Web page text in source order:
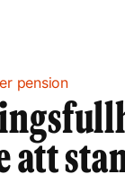
pension
att